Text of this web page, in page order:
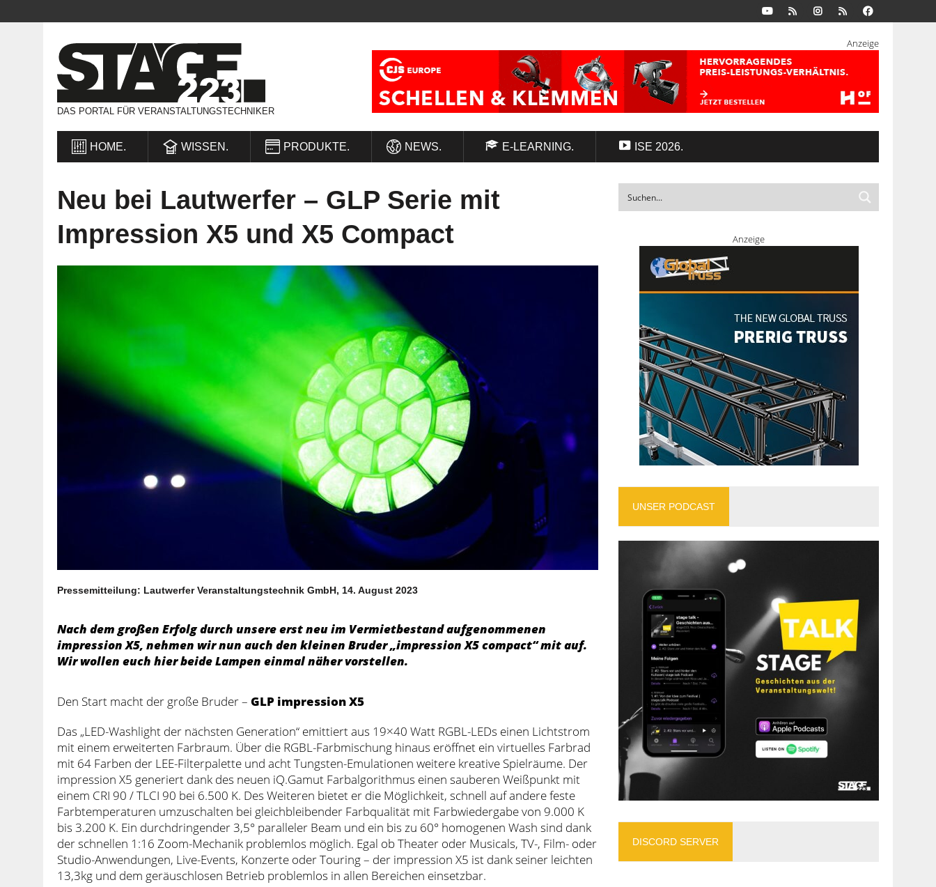
DAS PORTAL FÜR VERANSTALTUNGSTECHNIKER
Anzeige
HOME. WISSEN. PRODUKTE. NEWS. E-LEARNING. ISE 2026.
Neu bei Lautwerfer – GLP Serie mit
Impression X5 und X5 Compact
Pressemitteilung: Lautwerfer Veranstaltungstechnik GmbH, 14. August 2023
Nach dem großen Erfolg durch unsere erst neu im Vermietbestand aufgenommenen
impression X5, nehmen wir nun auch den kleinen Bruder „impression X5 compact“ mit auf.
Wir wollen euch hier beide Lampen einmal näher vorstellen.
Den Start macht der große Bruder – GLP impression X5
Das „LED-Washlight der nächsten Generation“ emittiert aus 19×40 Watt RGBL-LEDs einen Lichtstrom
mit einem erweiterten Farbraum. Über die RGBL-Farbmischung hinaus eröffnet ein virtuelles Farbrad
mit 64 Farben der LEE-Filterpalette und acht Tungsten-Emulationen weitere kreative Spielräume. Der
impression X5 generiert dank des neuen iQ.Gamut Farbalgorithmus einen sauberen Weißpunkt mit
einem CRI 90 / TLCI 90 bei 6.500 K. Des Weiteren bietet er die Möglichkeit, schnell auf andere feste
Farbtemperaturen umzuschalten bei gleichbleibender Farbqualität mit Farbwiedergabe von 9.000 K
bis 3.200 K. Ein durchdringender 3,5° paralleler Beam und ein bis zu 60° homogenen Wash sind dank
der schnellen 1:16 Zoom-Mechanik problemlos möglich. Egal ob Theater oder Musicals, TV-, Film- oder
Studio-Anwendungen, Live-Events, Konzerte oder Touring – der impression X5 ist dank seiner leichten
13,3kg und dem geräuschlosen Betrieb problemlos in allen Bereichen einsetzbar.
Anzeige
UNSER PODCAST
DISCORD SERVER